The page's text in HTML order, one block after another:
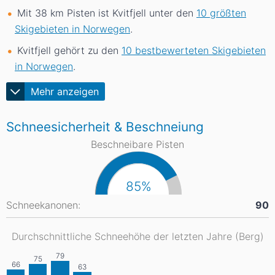
Mehr anzeigen
Mit 38 km Pisten ist Kvitfjell unter den 10 größten
Skigebieten in Norwegen.
Kvitfjell gehört zu den 10 bestbewerteten Skigebieten
in Norwegen.
Schneesicherheit & Beschneiung
Beschneibare Pisten
85%
Schneekanonen: 90
Durchschnittliche Schneehöhe der letzten Jahre (Berg)